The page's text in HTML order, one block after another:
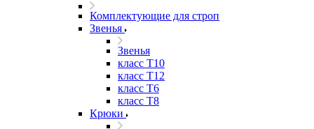
Комплектующие для строп
Звенья
Звенья
класс Т10
класс Т12
класс Т6
класс Т8
Крюки